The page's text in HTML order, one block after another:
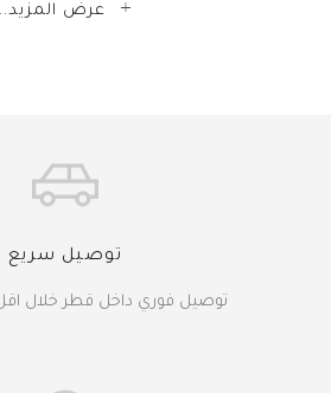
عرض المزيد..
توصيل سريع
توصيل فوري داخل قطر خلال اقل من